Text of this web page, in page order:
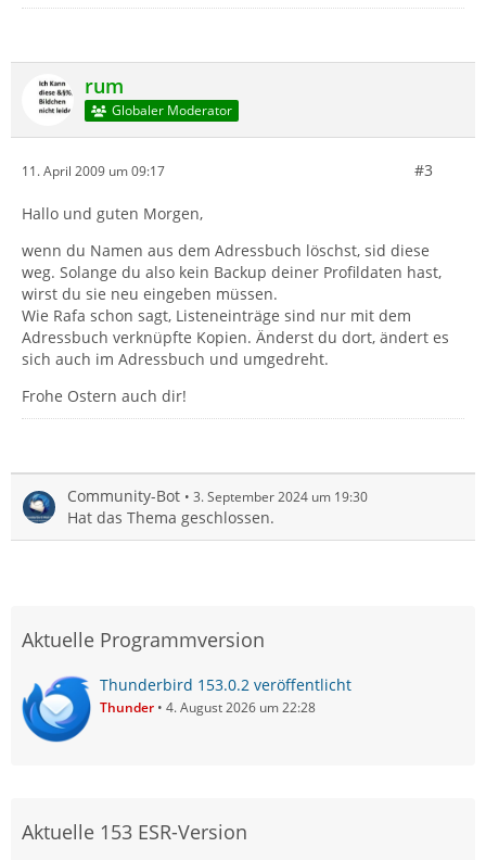
rum
Globaler Moderator
11. April 2009 um 09:17 #3
Hallo und guten Morgen,
wenn du Namen aus dem Adressbuch löschst, sid diese
weg. Solange du also kein Backup deiner Profildaten hast,
wirst du sie neu eingeben müssen.
Wie Rafa schon sagt, Listeneinträge sind nur mit dem
Adressbuch verknüpfte Kopien. Änderst du dort, ändert es
sich auch im Adressbuch und umgedreht.
Frohe Ostern auch dir!
Community-Bot 3. September 2024 um 19:30
Hat das Thema geschlossen.
Aktuelle Programmversion
Thunderbird 153.0.2 veröffentlicht
Thunder 4. August 2026 um 22:28
Aktuelle 153 ESR-Version